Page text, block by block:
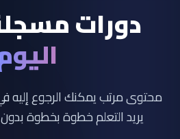
دورات
محتوى مرتب يمكنك الرجوع
يريد التعلم خطوة بخطوة